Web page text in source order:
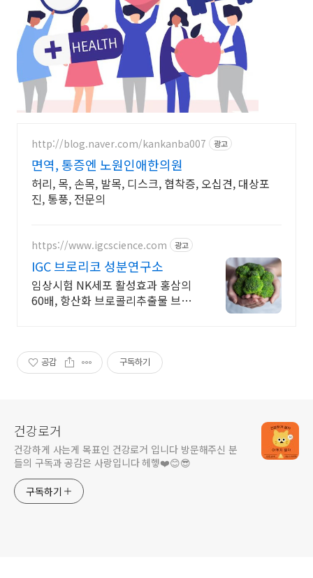
http://blog.naver.com/kankanba007 광고
면역, 통증엔 노원인애한의원
허리, 목, 손목, 발목, 디스크, 협착증, 오십견, 대상포
진, 통풍, 전문의
https://www.igcscience.com 광고
IGC 브로리코 성분연구소
임상시험 NK세포 활성효과 홍삼의
60배, 항산화 브로콜리추출물 브로
공감 구독하기
건강로거
건강하게 사는게 목표인 건강로거 입니다 방문해주신 분
들의 구독과 공감은 사랑입니다 헤헿❤️😊😎
구독하기